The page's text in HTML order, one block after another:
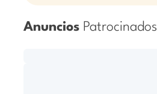
Anuncios Patrocinados